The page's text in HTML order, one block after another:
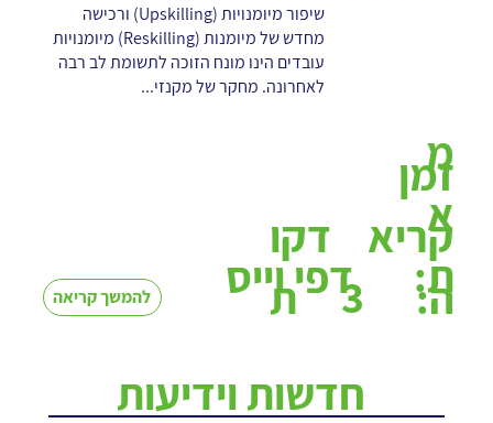
שיפור מיומנויות (Upskilling) ורכישה
מחדש של מיומנות (Reskilling) מיומנויות
עובדים הינו מונח הזוכה לתשומת לב רבה
לאחרונה. מחקר של מקנזי...
דפי וייס
מ
א
ת:
להמשך קריאה
דקו
ת
זמן
קריא
ה:
3
חדשות וידיעות